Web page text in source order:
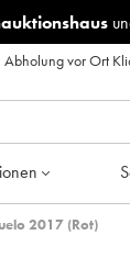
Abholung vor Ort
2017 (Rot)